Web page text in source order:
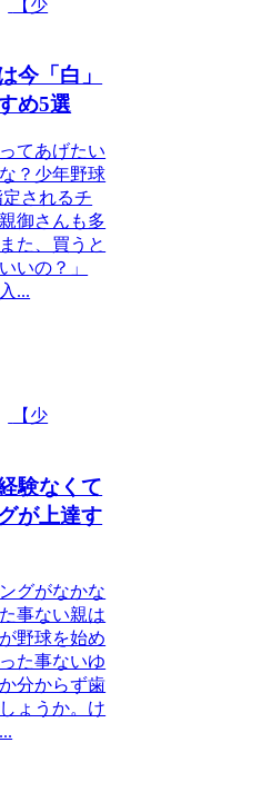
【少
今「白」
め5選
てあげたい
？少年野球
されるチ
御さんも多
た、買うと
いの？」
...
【少
験なくて
が上達す
グがなかな
事ない親は
野球を始め
た事ないゆ
分からず歯
ょうか。け